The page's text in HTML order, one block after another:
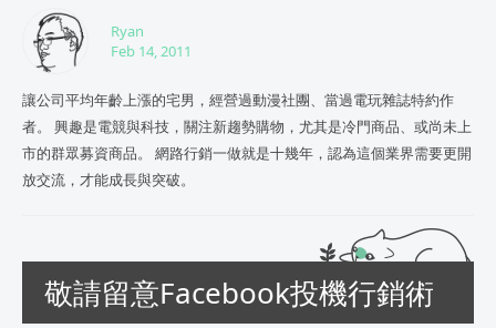
Ryan
Feb 14, 2011
讓公司平均年齡上漲的宅男，經營過動漫社團、當過電玩雜誌特約作
者。 興趣是電競與科技，關注新趨勢購物，尤其是冷門商品、或尚未上
市的群眾募資商品。 網路行銷一做就是十幾年，認為這個業界需要更開
放交流，才能成長與突破。
敬請留意Facebook投機行銷術